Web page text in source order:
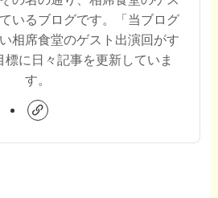
いるブログです。「当ブログ
相席食堂のゲスト出演回がす
標に日々記事を更新していま
す。